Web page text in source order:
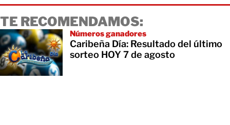
TE RECOMENDAMOS:
Números ganadores
Caribeña Día: Resultado del último
sorteo HOY 7 de agosto